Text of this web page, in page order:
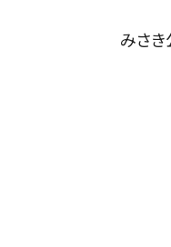
みさき